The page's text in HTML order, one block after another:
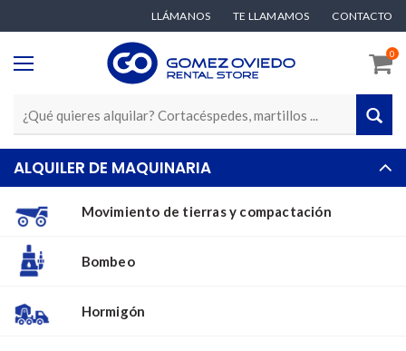
LLÁMANOS TE LLAMAMOS CONTACTO
0
ALQUILER DE MAQUINARIA
Movimiento de tierras y compactación
Bombeo
Hormigón